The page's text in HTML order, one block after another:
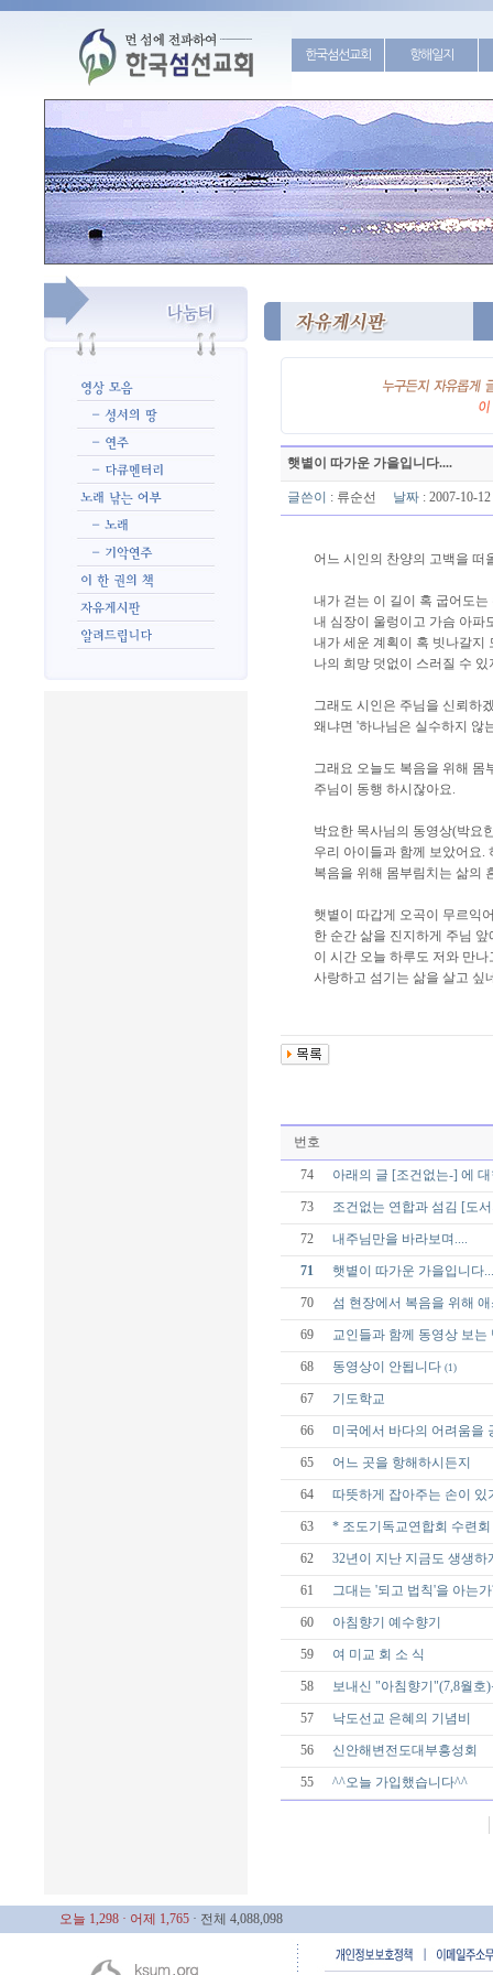
한국섬선교회 항해일지
햇볕이 따가운 가을입니다....
글쓴이 : 류순선 날짜 : 2007-10-
어느 시인의 찬양의 고백을 떠
내가 걷는 이 길이 혹 굽어도는
내 심장이 울렁이고 가슴 아파
내가 세운 계획이 혹 빗나갈지
나의 희망 덧없이 스러질 수 있
그래도 시인은 주님을 신뢰하
왜냐면 '하나님은 실수하지 않
그래요 오늘도 복음을 위해 몸
주님이 동행 하시잖아요.
박요한 목사님의 동영상(박요
우리 아이들과 함께 보았어요.
복음을 위해 몸부림치는 삶의
햇볕이 따갑게 오곡이 무르익
한 순간 삶을 진지하게 주님
이 시간 오늘 하루도 저와 만
사랑하고 섬기는 삶을 살고 싶
번호
74 아래의 글 [조건없는-] 에
73 조건없는 연합과 섬김 [도
72 내주님만을 바라보며....
71 햇볕이 따가운 가을입니다
70 섬 현장에서 복음을 위해
69 교인들과 함께 동영상 보는
68 동영상이 안됩니다 (1)
67 기도학교
66 미국에서 바다의 어려움을
65 어느 곳을 항해하시든지
64 따뜻하게 잡아주는 손이 있
63 * 조도기독교연합회 수련
62 32년이 지난 지금도 생생
61 그대는 '되고 법칙'을 아는가
60 아침향기 예수향기
59 여 미교 회 소 식
58 보내신 "아침향기"(7,8월호
57 낙도선교 은혜의 기념비
56 신안해변전도대부흥성회
55 ^^오늘 가입했습니다^^
오늘 1,298 · 어제 1,765 · 전체 4,088,098